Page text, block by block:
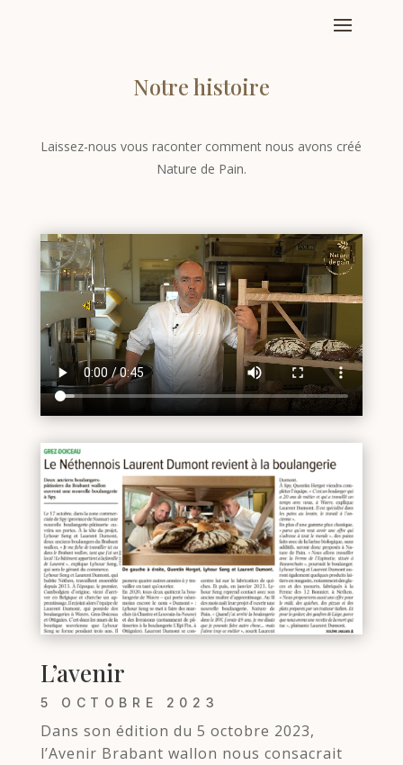
Notre histoire
Laissez-nous vous raconter comment nous avons créé
Nature de Pain.
L’avenir
5 OCTOBRE 2023
Dans son édition du 5 octobre 2023,
l’Avenir Brabant wallon nous consacrait